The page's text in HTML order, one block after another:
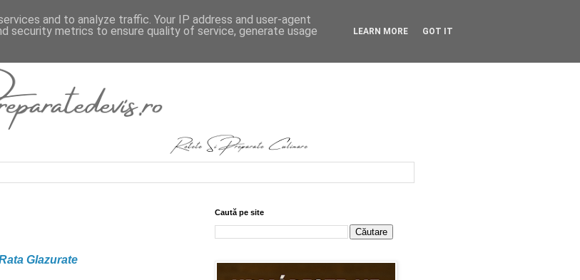
Glazurate
Caută pe site
and to analyze traffic. Your IP address and user-agent
security metrics to ensure quality of service, generate usage
LEARN MORE GOT IT